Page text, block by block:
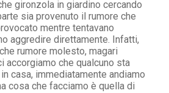
gironzola in giardino cercando
sia provenuto il rumore che
mentre tentavano
aggredire direttamente. Infatti,
rumore molesto, magari
accorgiamo che qualcuno sta
casa, immediatamente andiamo
cosa che facciamo è quella di